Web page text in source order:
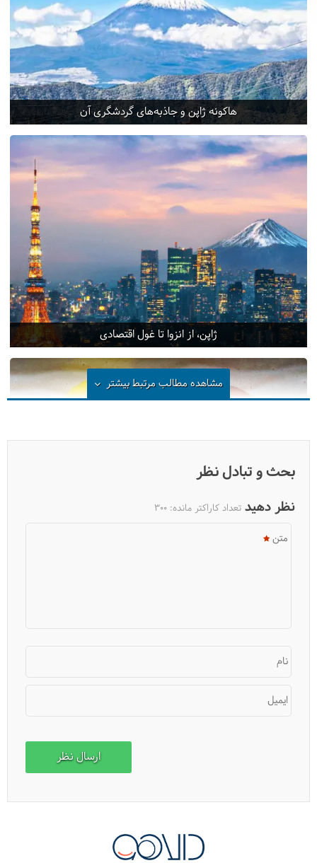
هاکونه ژاپن و جاذبه‌های گردشگری آن
ژاپن، از انزوا تا غول اقتصادی
مشاهده مطالب مرتبطبیشتر
بحث و تبادل نظر
نظر دهید تعداد کاراکتر مانده: 300
متن
نام
ایمیل